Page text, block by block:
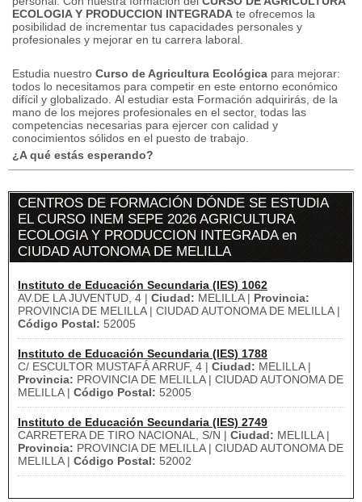
ECOLOGIA Y PRODUCCION INTEGRADA te ofrecemos la
posibilidad de incrementar tus capacidades personales y
profesionales y mejorar en tu carrera laboral.
Estudia nuestro Curso de Agricultura Ecológica para mejorar:
todos lo necesitamos para competir en este entorno económico
difícil y globalizado. Al estudiar esta Formación adquirirás, de la
mano de los mejores profesionales en el sector, todas las
competencias necesarias para ejercer con calidad y
conocimientos sólidos en el puesto de trabajo.
¿A qué estás esperando?
CENTROS DE FORMACIÓN DÓNDE SE ESTUDIA
EL CURSO INEM SEPE 2026 AGRICULTURA
ECOLOGIA Y PRODUCCION INTEGRADA en
CIUDAD AUTONOMA DE MELILLA
Instituto de Educación Secundaria (IES) 1062
AV.DE LA JUVENTUD, 4 | Ciudad: MELILLA | Provincia:
PROVINCIA DE MELILLA | CIUDAD AUTONOMA DE MELILLA |
Código Postal: 52005
Instituto de Educación Secundaria (IES) 1788
C/ ESCULTOR MUSTAFÁ ARRUF, 4 | Ciudad: MELILLA |
Provincia: PROVINCIA DE MELILLA | CIUDAD AUTONOMA DE
MELILLA | Código Postal: 52005
Instituto de Educación Secundaria (IES) 2749
CARRETERA DE TIRO NACIONAL, S/N | Ciudad: MELILLA |
Provincia: PROVINCIA DE MELILLA | CIUDAD AUTONOMA DE
MELILLA | Código Postal: 52002